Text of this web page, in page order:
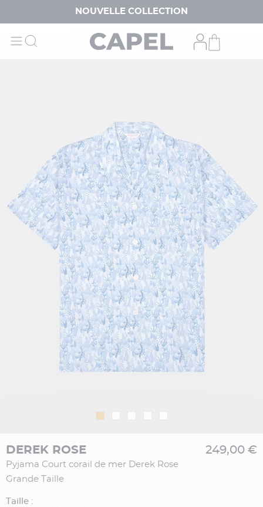
NOUVELLE COLLECTION
DEREK ROSE
Pyjama Court corail de mer Derek Rose
Grande Taille
249,00 €
Taille :